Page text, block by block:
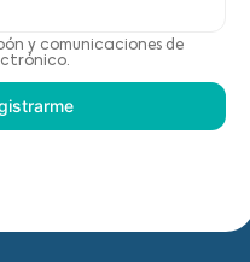
de cuidado
y comunicaciones de